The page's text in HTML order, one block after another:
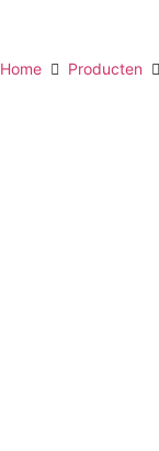
Home Producten